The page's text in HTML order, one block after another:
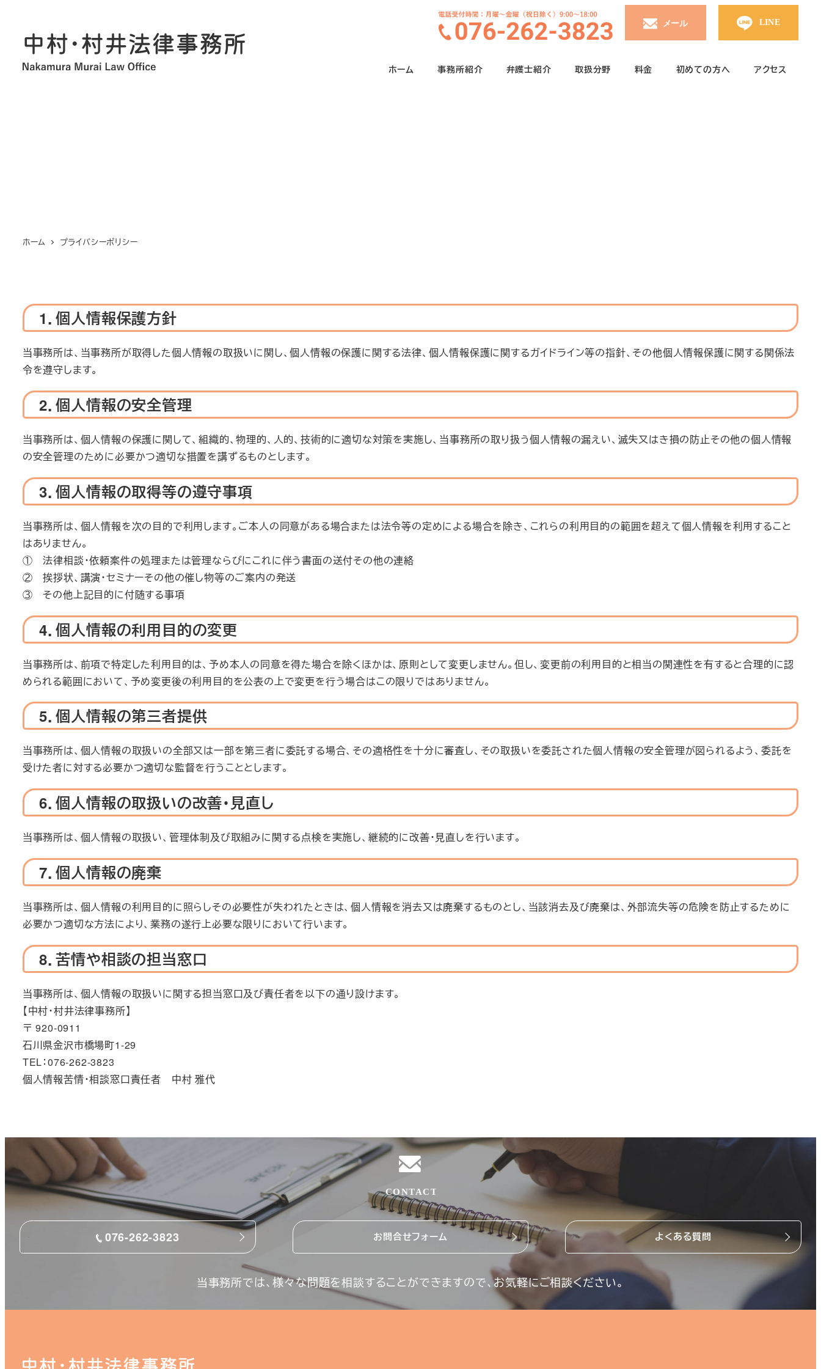
ホーム 事務所紹介 弁護士紹介 取扱分野 料金 初めての方へ アクセス
ホーム プライバシーポリシー
1．個人情報保護方針
当事務所は、当事務所が取得した個人情報の取扱いに関し、個人情報の保護に関する法律、個人情報保護に関するガイドライン等の指針、その他個人情報保護に関する関係法
令を遵守します。
2．個人情報の安全管理
当事務所は、個人情報の保護に関して、組織的、物理的、人的、技術的に適切な対策を実施し、当事務所の取り扱う個人情報の漏えい、滅失又はき損の防止その他の個人情報
の安全管理のために必要かつ適切な措置を講ずるものとします。
3．個人情報の取得等の遵守事項
当事務所は、個人情報を次の目的で利用します。ご本人の同意がある場合または法令等の定めによる場合を除き、これらの利用目的の範囲を超えて個人情報を利用すること
はありません。
① 法律相談・依頼案件の処理または管理ならびにこれに伴う書面の送付その他の連絡
② 挨拶状、講演・セミナーその他の催し物等のご案内の発送
③ その他上記目的に付随する事項
4．個人情報の利用目的の変更
当事務所は、前項で特定した利用目的は、予め本人の同意を得た場合を除くほかは、原則として変更しません。但し、変更前の利用目的と相当の関連性を有すると合理的に認
められる範囲において、予め変更後の利用目的を公表の上で変更を行う場合はこの限りではありません。
5．個人情報の第三者提供
当事務所は、個人情報の取扱いの全部又は一部を第三者に委託する場合、その適格性を十分に審査し、その取扱いを委託された個人情報の安全管理が図られるよう、委託を
受けた者に対する必要かつ適切な監督を行うこととします。
6．個人情報の取扱いの改善・見直し
当事務所は、個人情報の取扱い、管理体制及び取組みに関する点検を実施し、継続的に改善・見直しを行います。
7．個人情報の廃棄
当事務所は、個人情報の利用目的に照らしその必要性が失われたときは、個人情報を消去又は廃棄するものとし、当該消去及び廃棄は、外部流失等の危険を防止するために
必要かつ適切な方法により、業務の遂行上必要な限りにおいて行います。
8．苦情や相談の担当窓口
当事務所は、個人情報の取扱いに関する担当窓口及び責任者を以下の通り設けます。
【中村・村井法律事務所】
〒 920-0911
石川県金沢市橋場町1-29
TEL：076-262-3823
個人情報苦情・相談窓口責任者 中村 雅代
076-262-3823 お問合せフォーム よくある質問
当事務所では、様々な問題を相談することができますので、お気軽にご相談ください。